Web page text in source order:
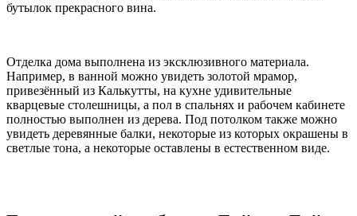
бутылок прекрасного вина.
Отделка дома выполнена из эксклюзивного материала.
Например, в ванной можно увидеть золотой мрамор,
привезённый из Калькутты, на кухне удивительные
кварцевые столешницы, а пол в спальнях и рабочем кабинете
полностью выполнен из дерева. Под потолком также можно
увидеть деревянные балки, некоторые из которых окрашены в
светлые тона, а некоторые оставлены в естественном виде.